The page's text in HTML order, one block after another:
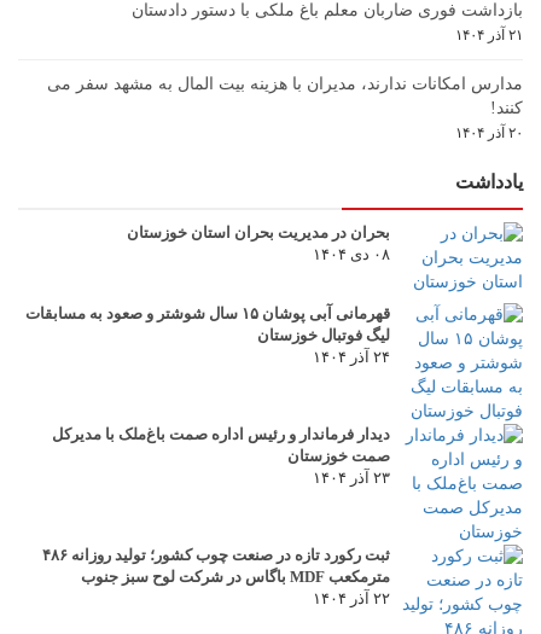
بازداشت فوری ضاربان معلم باغ ملکی با دستور دادستان
۲۱ آذر ۱۴۰۴
مدارس امکانات ندارند، مدیران با هزینه بیت المال به مشهد سفر می
کنند!
۲۰ آذر ۱۴۰۴
یادداشت
بحران در مدیریت بحران استان خوزستان
۰۸ دی ۱۴۰۴
قهرمانی آبی پوشان ۱۵ سال شوشتر و صعود به مسابقات
لیگ فوتبال خوزستان
۲۴ آذر ۱۴۰۴
دیدار فرماندار و رئیس اداره صمت باغ‌ملک با مدیرکل
صمت خوزستان
۲۳ آذر ۱۴۰۴
ثبت رکورد تازه در صنعت چوب کشور؛ تولید روزانه ۴۸۶
مترمکعب MDF باگاس در شرکت لوح سبز جنوب
۲۲ آذر ۱۴۰۴